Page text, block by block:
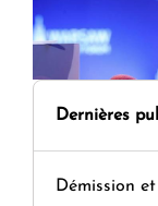
Dernières
Démission